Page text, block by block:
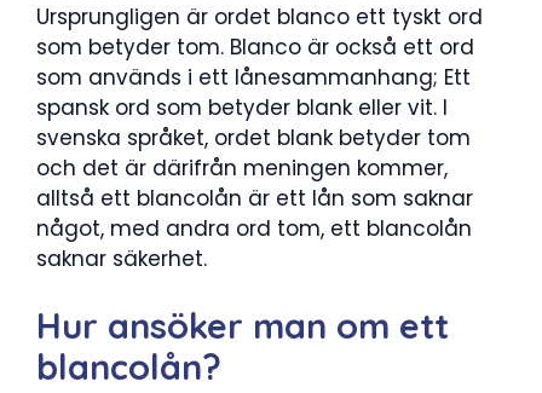
Ursprungligen är ordet blanco ett tyskt ord
som betyder tom. Blanco är också ett ord
som används i ett lånesammanhang; Ett
spansk ord som betyder blank eller vit. I
svenska språket, ordet blank betyder tom
och det är därifrån meningen kommer,
alltså ett blancolån är ett lån som saknar
något, med andra ord tom, ett blancolån
saknar säkerhet.
Hur ansöker man om ett
blancolån?